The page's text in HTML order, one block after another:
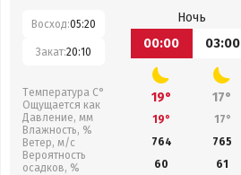
Восход:05:20
Закат:20:10
Температура С°
Ощущается как
Давление, мм
Влажность, %
Ветер, м/с
Вероятность
осадков, %
Ночь
00:00
03:00
19° 17°
19° 17°
764
765
60
61